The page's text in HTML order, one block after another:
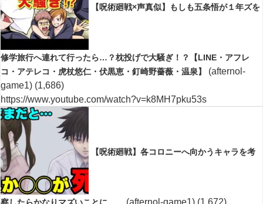
【呪術廻戦×声真似】もしも五条悟が１年ズを
修学旅行へ連れて行ったら…？枕投げで大騒ぎ！？【LINE・アフレ
コ・アテレコ・虎杖悠仁・伏黒恵・釘崎野薔薇・温泉】
(afternol-
game1) (1,686)
https://www.youtube.com/watch?v=k8MH7pku53s
【呪術廻戦】各コロニーへ向かうキャラを考
(afternol-game1) (1,672)